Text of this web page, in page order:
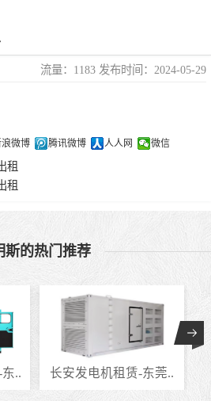
流量：1183 发布时间：2024-05-29
微博 腾讯微博 人人网 微信
租
租
斯的热门推荐
.. 长安发电机租赁-东莞..